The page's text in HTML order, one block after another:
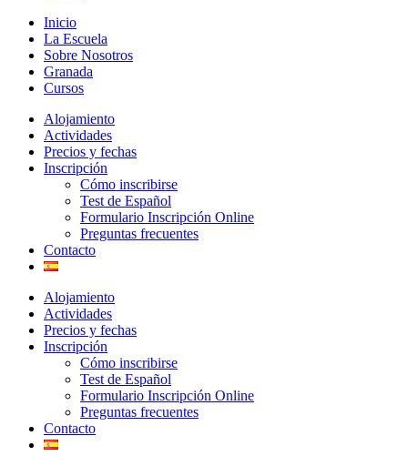
Inicio
La Escuela
Sobre Nosotros
Granada
Cursos
Alojamiento
Actividades
Precios y fechas
Inscripción
Cómo inscribirse
Test de Español
Formulario Inscripción Online
Preguntas frecuentes
Contacto
Alojamiento
Actividades
Precios y fechas
Inscripción
Cómo inscribirse
Test de Español
Formulario Inscripción Online
Preguntas frecuentes
Contacto